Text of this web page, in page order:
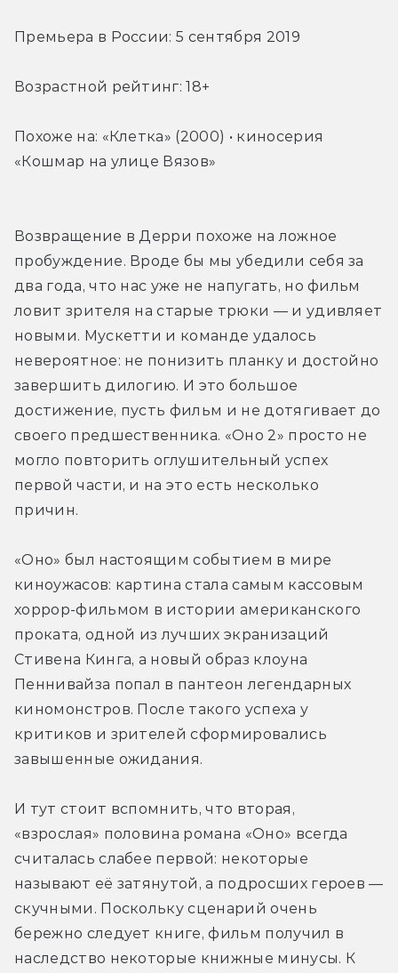
Премьера в России: 5 сентября 2019
Возрастной рейтинг: 18+
Похоже на: «Клетка» (2000) • киносерия
«Кошмар на улице Вязов»
Возвращение в Дерри похоже на ложное
пробуждение. Вроде бы мы убедили себя за
два года, что нас уже не напугать, но фильм
ловит зрителя на старые трюки — и удивляет
новыми. Мускетти и команде удалось
невероятное: не понизить планку и достойно
завершить дилогию. И это большое
достижение, пусть фильм и не дотягивает до
своего предшественника. «Оно 2» просто не
могло повторить оглушительный успех
первой части, и на это есть несколько
причин.
«Оно» был настоящим событием в мире
киноужасов: картина стала самым кассовым
хоррор-фильмом в истории американского
проката, одной из лучших экранизаций
Стивена Кинга, а новый образ клоуна
Пеннивайза попал в пантеон легендарных
киномонстров. После такого успеха у
критиков и зрителей сформировались
завышенные ожидания.
И тут стоит вспомнить, что вторая,
«взрослая» половина романа «Оно» всегда
считалась слабее первой: некоторые
называют её затянутой, а подросших героев —
скучными. Поскольку сценарий очень
бережно следует книге, фильм получил в
наследство некоторые книжные минусы. К